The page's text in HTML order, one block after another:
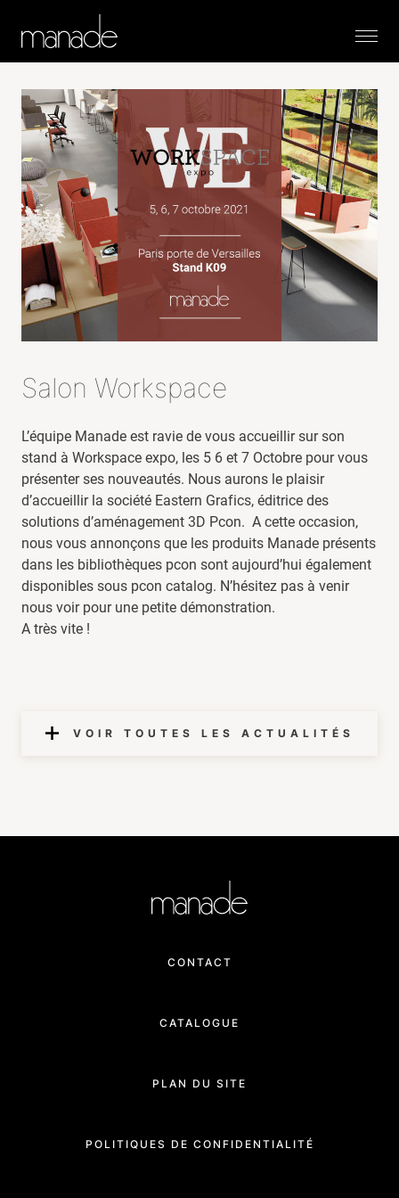
Menu
Salon Workspace
L’équipe Manade est ravie de vous accueillir sur son
stand à Workspace expo, les 5 6 et 7 Octobre pour vous
présenter ses nouveautés. Nous aurons le plaisir
d’accueillir la société Eastern Grafics, éditrice des
solutions d’aménagement 3D Pcon. A cette occasion,
nous vous annonçons que les produits Manade présents
dans les bibliothèques pcon sont aujourd’hui également
disponibles sous pcon catalog. N’hésitez pas à venir
nous voir pour une petite démonstration.
A très vite !
VOIR TOUTES LES ACTUALITÉS
CONTACT
CATALOGUE
PLAN DU SITE
POLITIQUES DE CONFIDENTIALITÉ